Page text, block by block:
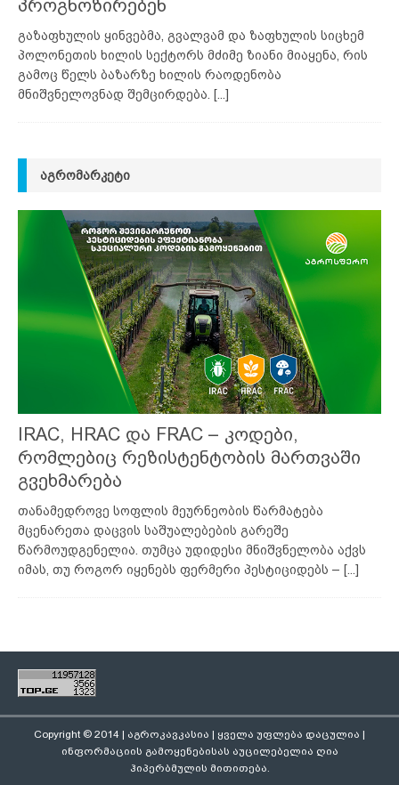
პროგნოზირებენ
გაზაფხულის ყინვებმა, გვალვამ და ზაფხულის სიცხემ
პოლონეთის ხილის სექტორს მძიმე ზიანი მიაყენა, რის
გამოც წელს ბაზარზე ხილის რაოდენობა
მნიშვნელოვნად შემცირდება.
[...]
ᲐᲒᲠᲝᲛᲐᲠᲙᲔᲢᲘ
IRAC, HRAC და FRAC – კოდები,
რომლებიც რეზისტენტობის მართვაში
გვეხმარება
თანამედროვე სოფლის მეურნეობის წარმატება
მცენარეთა დაცვის საშუალებების გარეშე
წარმოუდგენელია. თუმცა უდიდესი მნიშვნელობა აქვს
იმას, თუ როგორ იყენებს ფერმერი პესტიციდებს – [...]
Copyright © 2014 | აგროკავკასია | ყველა უფლება დაცულია |
ინფორმაციის გამოყენებისას აუცილებელია ღია
ჰიპერბმულის მითითება.